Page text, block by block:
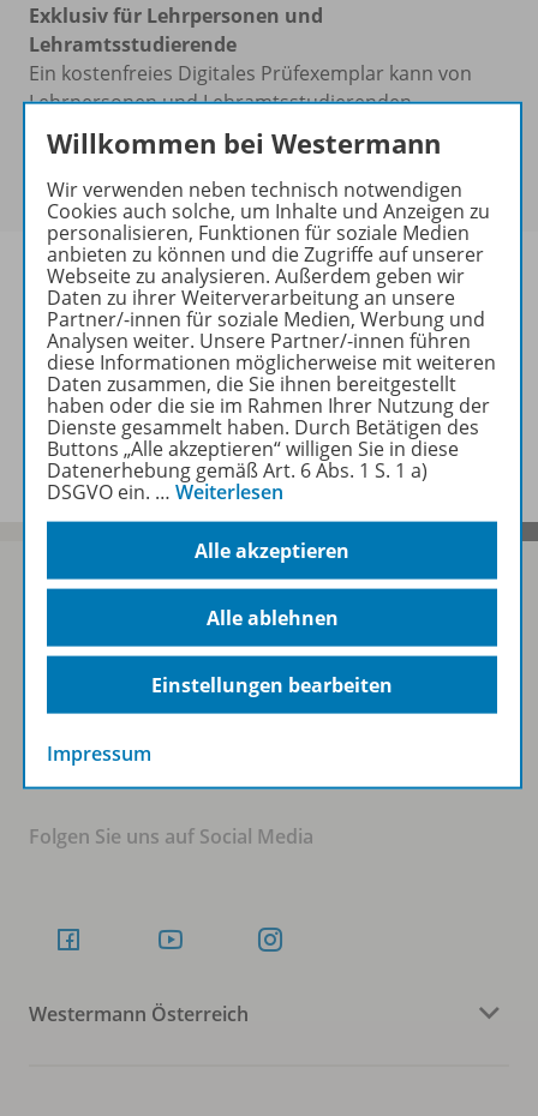
Exklusiv für Lehrpersonen und
Lehramtsstudierende
Ein kostenfreies Digitales Prüfexemplar kann von
Lehrpersonen und Lehramtsstudierenden
angefordert werden.
Erhältlich in derSchulbuchaktion
zumPreis von 47,00 €
Produktinformationen
Beschreibung
Sofort profitieren
Zum Newsletter anmelden
Folgen Sie uns auf Social Media
Westermann Österreich
Willkommen bei Westermann
Wir verwenden neben technisch notwendigen
Cookies auch solche, um Inhalte und Anzeigen zu
personalisieren, Funktionen für soziale Medien
anbieten zu können und die Zugriffe auf unserer
Webseite zu analysieren. Außerdem geben wir
Daten zu ihrer Weiterverarbeitung an unsere
Partner/-innen für soziale Medien, Werbung und
Analysen weiter. Unsere Partner/-innen führen
diese Informationen möglicherweise mit weiteren
Daten zusammen, die Sie ihnen bereitgestellt
haben oder die sie im Rahmen Ihrer Nutzung der
Dienste gesammelt haben. Durch Betätigen des
Buttons „Alle akzeptieren“ willigen Sie in diese
Datenerhebung gemäß Art. 6 Abs. 1 S. 1 a)
DSGVO ein. … Weiterlesen
Alle akzeptieren
Alle ablehnen
Einstellungen bearbeiten
Impressum